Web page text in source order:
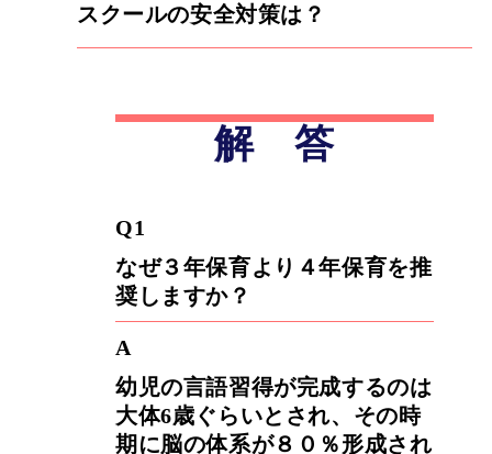
スクールの安全対策は？
解 答
Q1
なぜ３年保育より４年保育を推
奨しますか？
A
幼児の言語習得が完成するのは
大体6歳ぐらいとされ、その時
期に脳の体系が８０％形成され